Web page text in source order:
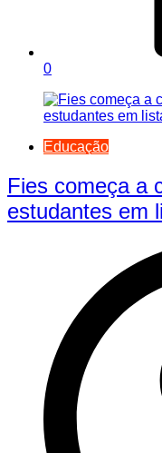
0
Educação
Fies começa a
estudantes em